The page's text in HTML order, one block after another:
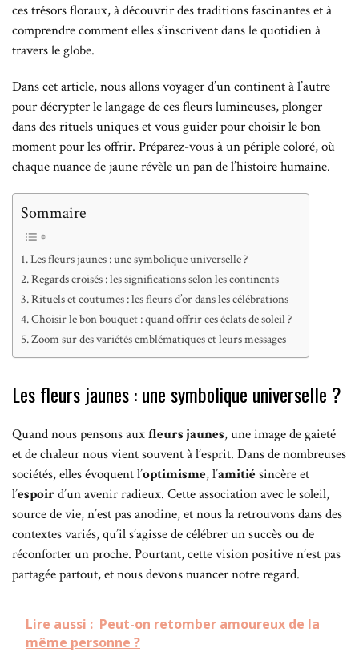
ces trésors floraux, à découvrir des traditions fascinantes et à
comprendre comment elles s’inscrivent dans le quotidien à
travers le globe.
Dans cet article, nous allons voyager d’un continent à l’autre
pour décrypter le langage de ces fleurs lumineuses, plonger
dans des rituels uniques et vous guider pour choisir le bon
moment pour les offrir. Préparez-vous à un périple coloré, où
chaque nuance de jaune révèle un pan de l’histoire humaine.
Sommaire
Les fleurs jaunes : une symbolique universelle ?
Regards croisés : les significations selon les continents
Rituels et coutumes : les fleurs d’or dans les célébrations
Choisir le bon bouquet : quand offrir ces éclats de soleil ?
Zoom sur des variétés emblématiques et leurs messages
Les fleurs jaunes : une symbolique universelle ?
Quand nous pensons auxfleurs jaunes, une image de gaieté
et de chaleur nous vient souvent à l’esprit. Dans de nombreuses
sociétés, elles évoquent l’optimisme, l’amitiésincère et
l’espoird’un avenir radieux. Cette association avec le soleil,
source de vie, n’est pas anodine, et nous la retrouvons dans des
contextes variés, qu’il s’agisse de célébrer un succès ou de
réconforter un proche. Pourtant, cette vision positive n’est pas
partagée partout, et nous devons nuancer notre regard.
Lire aussi : Peut-on retomber amoureux de la
même personne ?